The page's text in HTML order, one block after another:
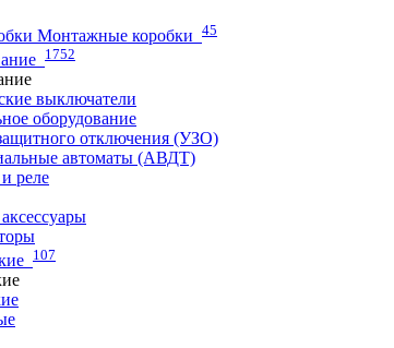
Монтажные коробки 45
1752
выключатели
оборудование
отключения (УЗО)
автоматы (АВДТ)
реле
107